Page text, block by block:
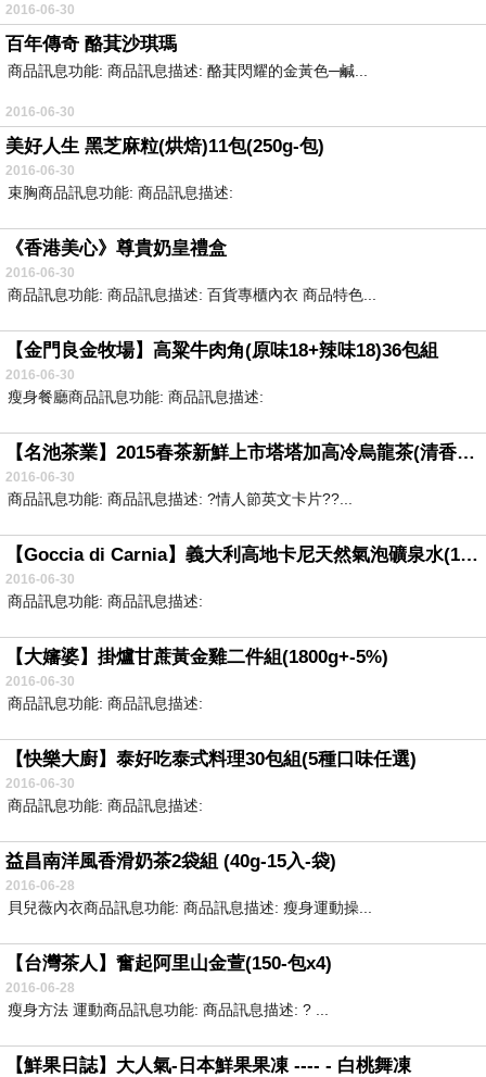
2016-06-30
百年傳奇 酪萁沙琪瑪
商品訊息功能: 商品訊息描述: 酪萁閃耀的金黃色─鹹...
2016-06-30
美好人生 黑芝麻粒(烘焙)11包(250g-包)
2016-06-30
束胸商品訊息功能: 商品訊息描述:
《香港美心》尊貴奶皇禮盒
2016-06-30
商品訊息功能: 商品訊息描述: 百貨專櫃內衣 商品特色...
【金門良金牧場】高粱牛肉角(原味18+辣味18)36包組
2016-06-30
瘦身餐廳商品訊息功能: 商品訊息描述:
【名池茶業】2015春茶新鮮上市塔塔加高冷烏龍茶(清香款4兩X4入)
2016-06-30
商品訊息功能: 商品訊息描述: ?情人節英文卡片??...
【Goccia di Carnia】義大利高地卡尼天然氣泡礦泉水(1500mlx12入)
2016-06-30
商品訊息功能: 商品訊息描述:
【大嬸婆】掛爐甘蔗黃金雞二件組(1800g+-5%)
2016-06-30
商品訊息功能: 商品訊息描述:
【快樂大廚】泰好吃泰式料理30包組(5種口味任選)
2016-06-30
商品訊息功能: 商品訊息描述:
益昌南洋風香滑奶茶2袋組 (40g-15入-袋)
2016-06-28
貝兒薇內衣商品訊息功能: 商品訊息描述: 瘦身運動操...
【台灣茶人】奮起阿里山金萱(150-包x4)
2016-06-28
瘦身方法 運動商品訊息功能: 商品訊息描述: ? ...
【鮮果日誌】大人氣-日本鮮果果凍 ---- - 白桃舞凍